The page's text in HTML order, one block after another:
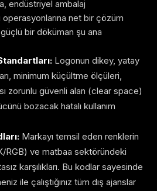
endüstriyel ambalaj
operasyonlarına net bir çözüm
bir döküman şu ana
Logonun dikey, yatay
minimum küçültme ölçüleri,
zorunlu güvenli alan (clear space)
bozacak hatalı kullanım
Markayı temsil eden renklerin
RGB) ve matbaa sektöründeki
karşılıkları. Bu kodlar sayesinde
ile çalıştığınız tüm dış ajanslar